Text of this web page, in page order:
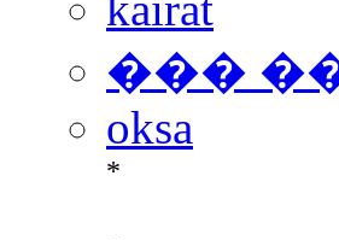
���
oksa
*